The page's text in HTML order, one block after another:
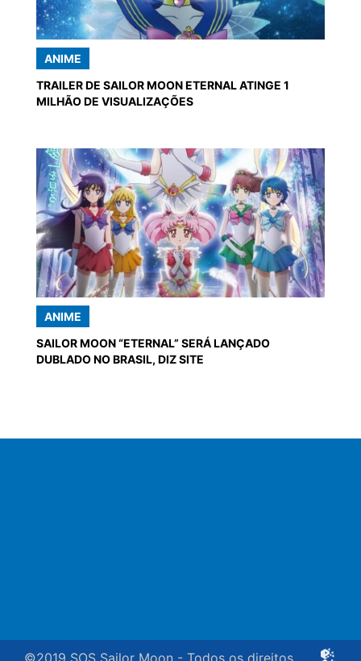
ANIME
TRAILER DE SAILOR MOON ETERNAL ATINGE 1
MILHÃO DE VISUALIZAÇÕES
ANIME
SAILOR MOON “ETERNAL” SERÁ LANÇADO
DUBLADO NO BRASIL, DIZ SITE
©2019 SOS Sailor Moon - Todos os direitos